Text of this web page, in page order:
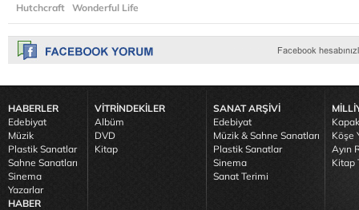
Hutchcraft Wonderful Life
HABERLER
Edebiyat
Müzik
Plastik Sanatlar
Sahne Sanatları
Sinema
Yazarlar
HABER
VİTRİNDEKİLER
Albüm
DVD
Kitap
SANAT ARŞİVİ
Edebiyat
Müzik & Sahne Sanatları
Plastik Sanatlar
Sinema
Sanat Terimi
Köşe
Ayın
Kitap